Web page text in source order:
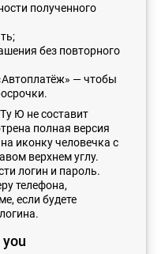
полученного
без повторного
— чтобы
Ю не составит
полная версия
иконку человечка с
верхнем углу.
логин и пароль.
телефона,
если будете